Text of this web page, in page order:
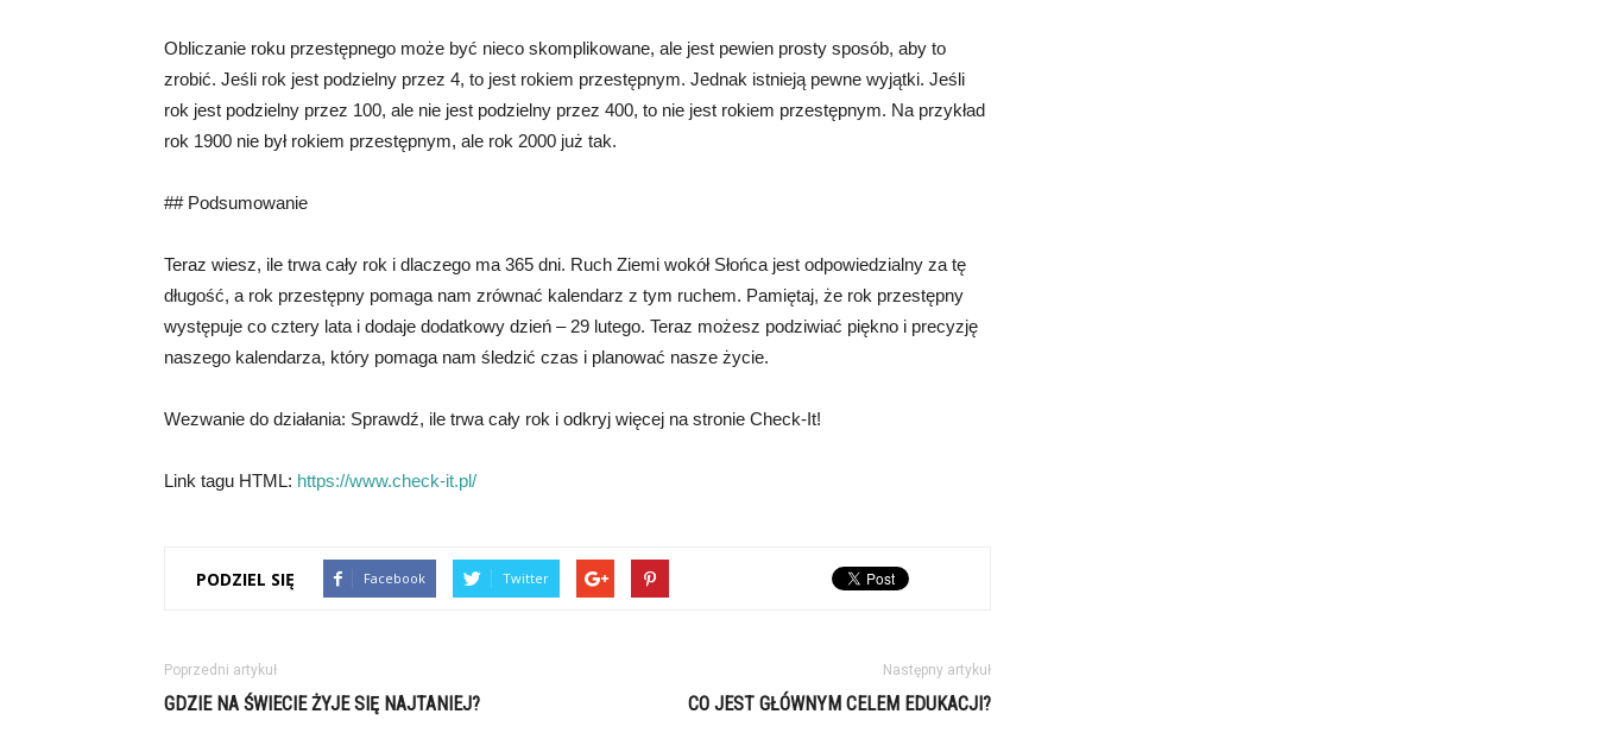
Obliczanie roku przestępnego może być nieco skomplikowane, ale jest pewien prosty sposób, aby to
zrobić. Jeśli rok jest podzielny przez 4, to jest rokiem przestępnym. Jednak istnieją pewne wyjątki. Jeśli
rok jest podzielny przez 100, ale nie jest podzielny przez 400, to nie jest rokiem przestępnym. Na przykład
rok 1900 nie był rokiem przestępnym, ale rok 2000 już tak.
## Podsumowanie
Teraz wiesz, ile trwa cały rok i dlaczego ma 365 dni. Ruch Ziemi wokół Słońca jest odpowiedzialny za tę
długość, a rok przestępny pomaga nam zrównać kalendarz z tym ruchem. Pamiętaj, że rok przestępny
występuje co cztery lata i dodaje dodatkowy dzień – 29 lutego. Teraz możesz podziwiać piękno i precyzję
naszego kalendarza, który pomaga nam śledzić czas i planować nasze życie.
Wezwanie do działania: Sprawdź, ile trwa cały rok i odkryj więcej na stronie Check-It!
Link tagu HTML: https://www.check-it.pl/
PODZIEL SIĘ Facebook Twitter
Poprzedni artykuł
GDZIE NA ŚWIECIE ŻYJE SIĘ NAJTANIEJ?
Następny artykuł
CO JEST GŁÓWNYM CELEM EDUKACJI?